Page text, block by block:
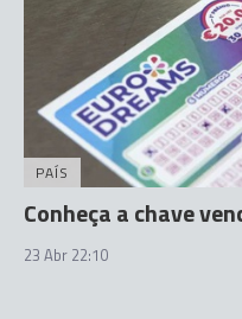
PAÍS
Conheça a chave
23 Abr 22:10